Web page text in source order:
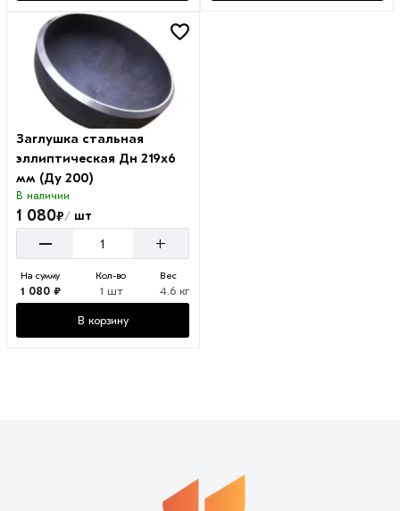
Заглушка стальная
эллиптическая Дн 219х6
мм (Ду 200)
В наличии
1 080₽/ шт
– +
На сумму
1 080 ₽
Кол-во
1 шт
Вес
4.6 кг
В корзину